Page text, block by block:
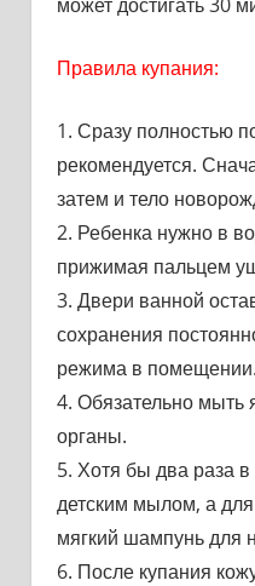
Правила купания:
1. Сразу полностью
рекомендуется.
затем и тело
2. Ребенка нужно в
прижимая пальцем
3. Двери ванной
сохранения
режима в помещении.
4. Обязательно мыть
органы.
5. Хотя бы два раза
детским мылом, а
мягкий шампунь для
6. После купания